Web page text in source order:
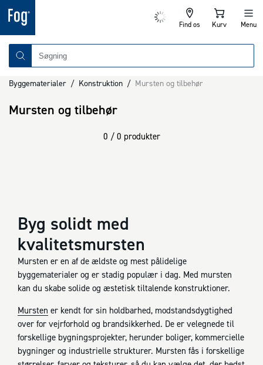
Find os Kurv Menu
Byggematerialer / Konstruktion / Mursten og tilbehør
Mursten og tilbehør
0 / 0 produkter
Byg solidt med
kvalitetsmursten
Mursten er en af de ældste og mest pålidelige
byggematerialer og er stadig populær i dag. Med mursten
kan du skabe solide og æstetisk tiltalende konstruktioner.
Mursten er kendt for sin holdbarhed, modstandsdygtighed
over for vejrforhold og brandsikkerhed. De er velegnede til
forskellige bygningsprojekter, herunder boliger, kommercielle
bygninger og industrielle strukturer. Mursten fås i forskellige